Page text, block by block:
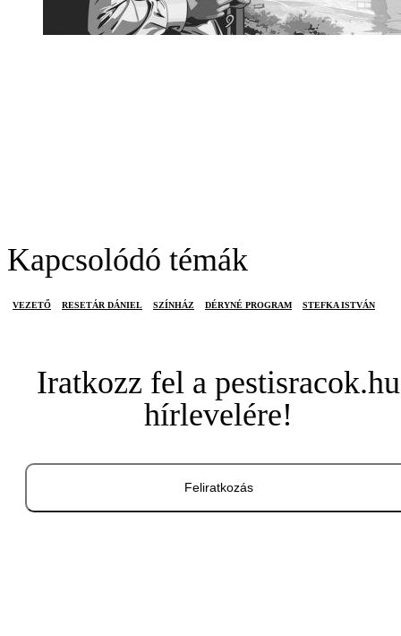
Kapcsolódó témák
VEZETŐ RESETÁR DÁNIEL SZÍNHÁZ DÉRYNÉ PROGRAM STEFKA ISTVÁN
Iratkozz fel a pestisracok.hu
hírlevelére!
Feliratkozás